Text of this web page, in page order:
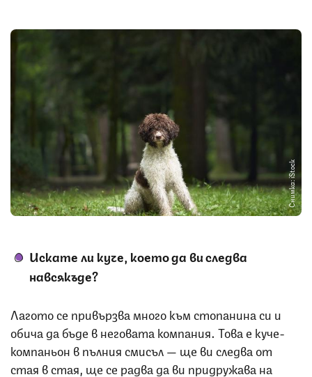
Снимка: iStock
Искате ли куче, което да ви следва
навсякъде?
Лагото се привързва много към стопанина си и
обича да бъде в неговата компания. Това е куче-
компаньон в пълния смисъл — ще ви следва от
стая в стая, ще се радва да ви придружава на